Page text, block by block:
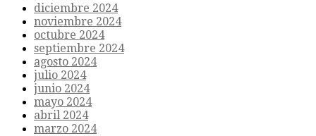
diciembre 2024
noviembre 2024
octubre 2024
septiembre 2024
agosto 2024
julio 2024
junio 2024
mayo 2024
abril 2024
marzo 2024